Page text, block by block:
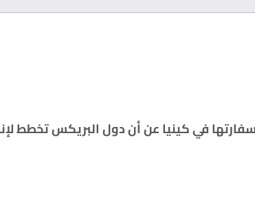
في كينيا عن أن دول البريكس تخطط